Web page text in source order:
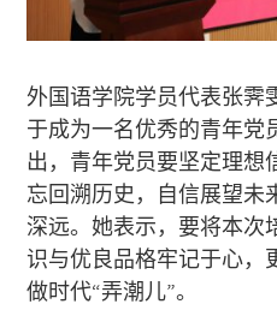
外国语学院学员代表张霁
于成为一名优秀的青年党
出，青年党员要坚定理想
忘回溯历史，自信展望未
深远。她表示，要将本次
识与优良品格牢记于心，
做时代“弄潮儿”。